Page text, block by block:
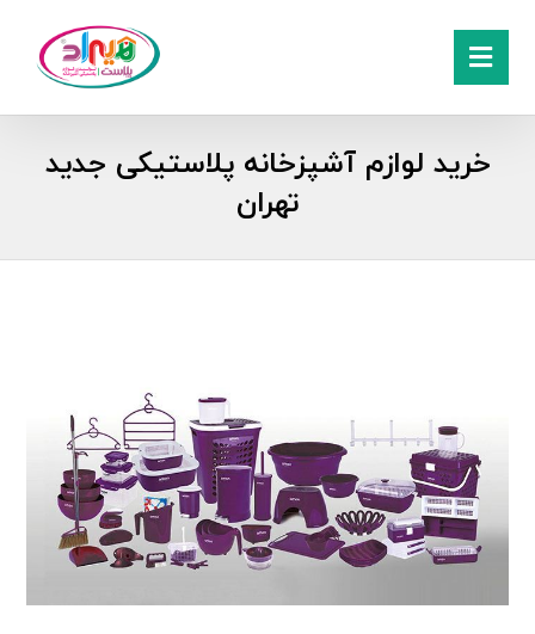
خرید لوازم آشپزخانه پلاستیکی جدید
تهران